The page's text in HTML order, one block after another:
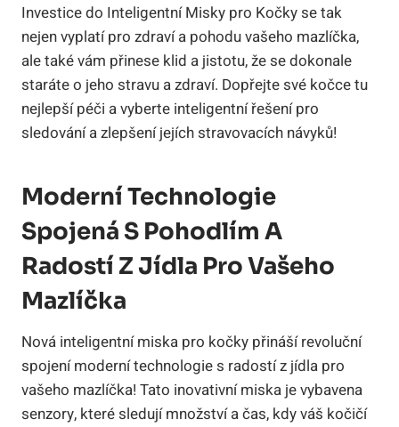
Investice do Inteligentní Misky pro Kočky se tak
nejen vyplatí pro zdraví a pohodu vašeho mazlíčka,
ale také vám přinese klid a jistotu, že se dokonale
staráte o jeho stravu a zdraví. Dopřejte své kočce tu
nejlepší péči a vyberte inteligentní řešení pro
sledování a zlepšení jejích stravovacích návyků!
Moderní Technologie
Spojená S Pohodlím A
Radostí Z Jídla Pro Vašeho
Mazlíčka
Nová inteligentní miska pro kočky přináší revoluční
spojení moderní technologie s radostí z jídla pro
vašeho mazlíčka! Tato inovativní miska je vybavena
senzory, které sledují množství a čas, kdy váš kočičí